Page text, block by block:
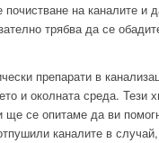
на каналите и
трябва да се
препарати в
и околната среда. Тези
ще се опитаме да ви
каналите в